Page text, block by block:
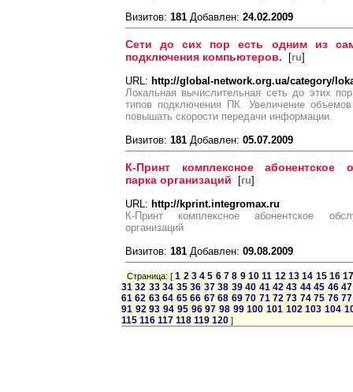
Визитов: 181 Добавлен: 24.02.2009
Сети до сих пор есть одним из
подключения компьютеров. [ru]
URL: http://global-network.org.ua/category/
Локальная вычислительная сеть до этих
типов подключения ПК. Увеличение
повышать скорости передачи информации.
Визитов: 181 Добавлен: 05.07.2009
К-Принт комплексное абонентское
парка организаций [ru]
URL: http://kprint.integromax.ru
К-Принт комплексное абонентское
организаций
Визитов: 181 Добавлен: 09.08.2009
Страница: [1 2 3 4 5 6 7 8 9 10 11 12 13 14 15 16
31 32 33 34 35 36 37 38 39 40 41 42 43 44 45 46 47
61 62 63 64 65 66 67 68 69 70 71 72 73 74 75 76 77
91 92 93 94 95 96 97 98 99 100 101 102 103 104
115 116 117 118 119 120 ]